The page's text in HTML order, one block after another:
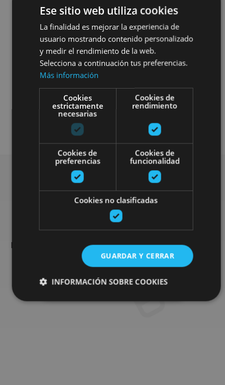
Busca más planes
Encuentra planes y sugerencias para completar tu viaje en
Navarra: actividades organizadas, visitas y los eventos más
destados de la agenda.
Ese sitio web utiliza cookies
La finalidad es mejorar la experiencia de
usuario mostrando contenido personalizado
y medir el rendimiento de la web.
Selecciona a continuación tus preferencias.
Más información
Cookies
estrictamente
necesarias
Cookies de
rendimiento
Cookies de
preferencias
Cookies de
funcionalidad
Cookies no clasificadas
GUARDAR Y CERRAR
INFORMACIÓN SOBRE COOKIES